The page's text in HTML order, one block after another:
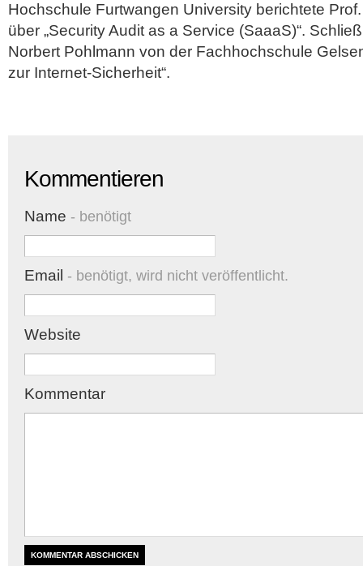
Hochschule Furtwangen University berichtete
über „Security Audit as a Service (SaaaS)“.
Norbert Pohlmann von der Fachhochschule
zur Internet-Sicherheit“.
Kommentieren
Name - benötigt
Email - benötigt, wird nicht veröffentlicht.
Website
Kommentar